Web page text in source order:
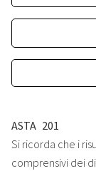
ASTA 201
Si ricorda che i
comprensivi dei